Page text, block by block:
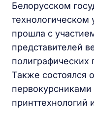
Белорусском
технологическом
прошла с
представителей
полиграфических
Также состоялся
первокурсниками